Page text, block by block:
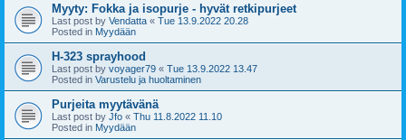
Myyty: Fokka ja isopurje - hyvät retkipurjeet
Last post by Vendatta « Tue 13.9.2022 20.28
Posted in Myydään
H-323 sprayhood
Last post by voyager79 « Tue 13.9.2022 13.47
Posted in Varustelu ja huoltaminen
Purjeita myytävänä
Last post by Jfo « Thu 11.8.2022 11.10
Posted in Myydään